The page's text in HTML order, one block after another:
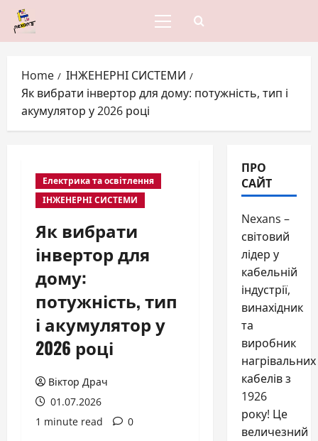
Skip
content
Primary
Menu
Home
ІНЖЕНЕРНІ СИСТЕМИ
Як вибрати інвертор для дому: потужність, тип і
акумулятор у 2026 році
Електрика та освітлення
ІНЖЕНЕРНІ СИСТЕМИ
Як вибрати
інвертор для
дому:
потужність, тип
і акумулятор у
2026 році
Віктор Драч
01.07.2026
1 minute read
0
ПРО
САЙТ
Nexans –
світовий
лідер у
кабельній
індустрії,
винахідник
та
виробник
нагрівальних
кабелів з
1926
року! Це
величезний